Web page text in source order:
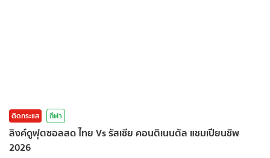
ติดกระแส กีฬา
ลิงค์ดูฟุตซอลสด ไทย Vs รัสเซีย คอนติเนนตัล แชมเปียนชิพ
2026